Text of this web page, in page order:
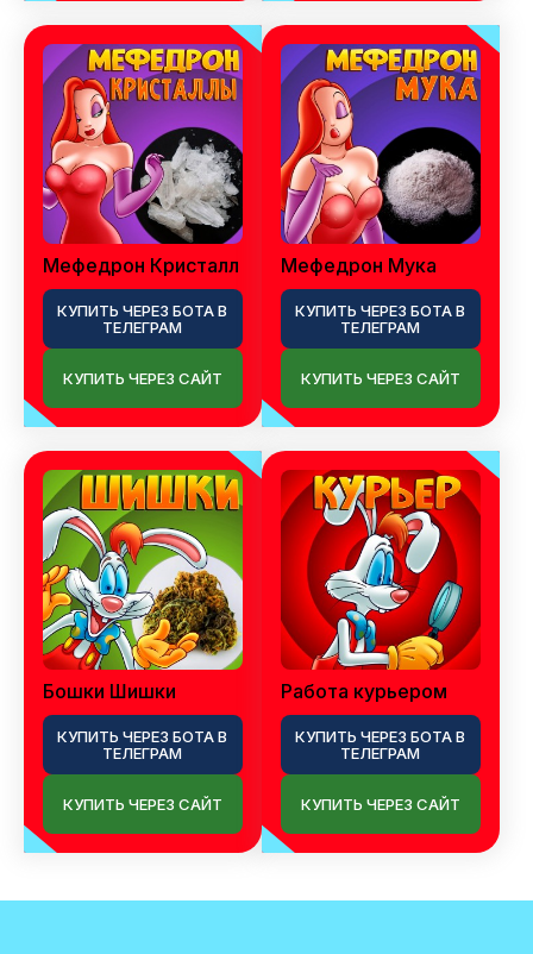
Мефедрон Кристалл
КУПИТЬ ЧЕРЕЗ БОТА В
ТЕЛЕГРАМ
КУПИТЬ ЧЕРЕЗ САЙТ
Мефедрон Мука
КУПИТЬ ЧЕРЕЗ БОТА В
ТЕЛЕГРАМ
КУПИТЬ ЧЕРЕЗ САЙТ
Бошки Шишки
КУПИТЬ ЧЕРЕЗ БОТА В
ТЕЛЕГРАМ
КУПИТЬ ЧЕРЕЗ САЙТ
Работа курьером
КУПИТЬ ЧЕРЕЗ БОТА В
ТЕЛЕГРАМ
КУПИТЬ ЧЕРЕЗ САЙТ